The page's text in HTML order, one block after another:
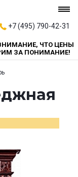
+7 (495) 790-42-31
ЧТО ЦЕНЫ
ЗА ПОНИМАНИЕ!